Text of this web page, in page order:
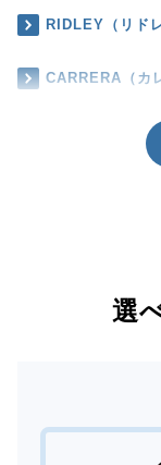
RIDLEY（リド
CARRERA（カ
選